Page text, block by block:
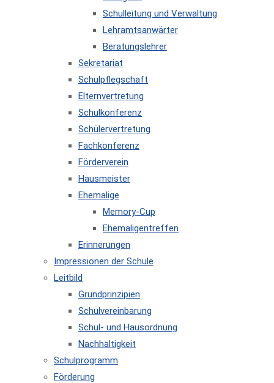
Schulleitung und Verwaltung
Lehramtsanwärter
Beratungslehrer
Sekretariat
Schulpflegschaft
Elternvertretung
Schulkonferenz
Schülervertretung
Fachkonferenz
Förderverein
Hausmeister
Ehemalige
Memory-Cup
Ehemaligentreffen
Erinnerungen
Impressionen der Schule
Leitbild
Grundprinzipien
Schulvereinbarung
Schul- und Hausordnung
Nachhaltigkeit
Schulprogramm
Förderung